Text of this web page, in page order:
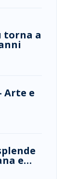
torna a
Arte e
e…